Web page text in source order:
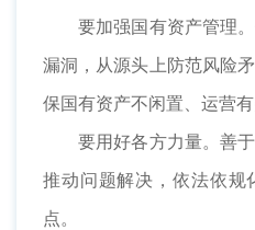
要加强国有资产管理。
漏洞，从源头上防范风险
保国有资产不闲置、运营有
要用好各方力量。善于
推动问题解决，依法依规
点。